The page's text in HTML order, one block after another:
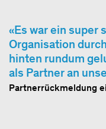
Es war ein super
Organisation
hinten rundum
als Partner an
Partnerrückmeldung